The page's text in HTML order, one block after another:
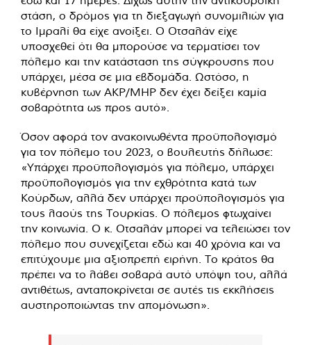
στάση, ο δρόμος για τη διεξαγωγή συνομιλιών για
το Ιμραλί θα είχε ανοίξει. Ο Οτσαλάν είχε
υποσχεθεί ότι θα μπορούσε να τερματίσει τον
πόλεμο και την κατάσταση της σύγκρουσης που
υπάρχει, μέσα σε μια εβδομάδα. Ωστόσο, η
κυβέρνηση των AKP/MHP δεν έχει δείξει καμία
σοβαρότητα ως προς αυτό».
Όσον αφορά τον ανακοινωθέντα προϋπολογισμό
για τον πόλεμο του 2023, ο βουλευτής δήλωσε:
«Υπάρχει προϋπολογισμός για πόλεμο, υπάρχει
προϋπολογισμός για την εχθρότητα κατά των
Κούρδων, αλλά δεν υπάρχει προϋπολογισμός για
τους λαούς της Τουρκίας. Ο πόλεμος φτωχαίνει
την κοινωνία. Ο κ. Οτσαλάν μπορεί να τελειώσει τον
πόλεμο που συνεχίζεται εδώ και 40 χρόνια και να
επιτύχουμε μια αξιοπρεπή ειρήνη. Το κράτος θα
πρέπει να το λάβει σοβαρά αυτό υπόψη του, αλλά
αντιθέτως, ανταποκρίνεται σε αυτές τις εκκλήσεις
αυστηροποιώντας την απομόνωση».